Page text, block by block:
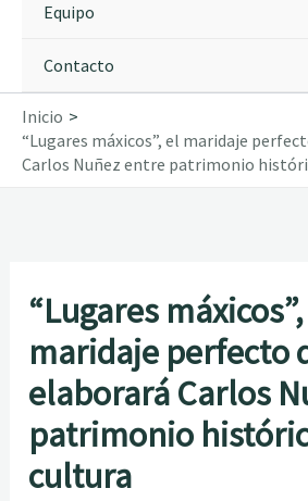
Equipo
Contacto
Inicio
“Lugares máxicos”, el maridaje
Carlos Nuñez entre patrimonio
“Lugares
maridaje perfecto
elaborará Carlos
patrimonio
cultura